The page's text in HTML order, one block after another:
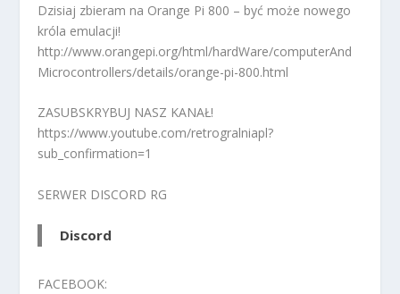
Dzisiaj zbieram na Orange Pi 800 – być może nowego
króla emulacji!
http://www.orangepi.org/html/hardWare/computerAnd
Microcontrollers/details/orange-pi-800.html
ZASUBSKRYBUJ NASZ KANAŁ!
https://www.youtube.com/retrogralniapl?
sub_confirmation=1
SERWER DISCORD RG
Discord
FACEBOOK: